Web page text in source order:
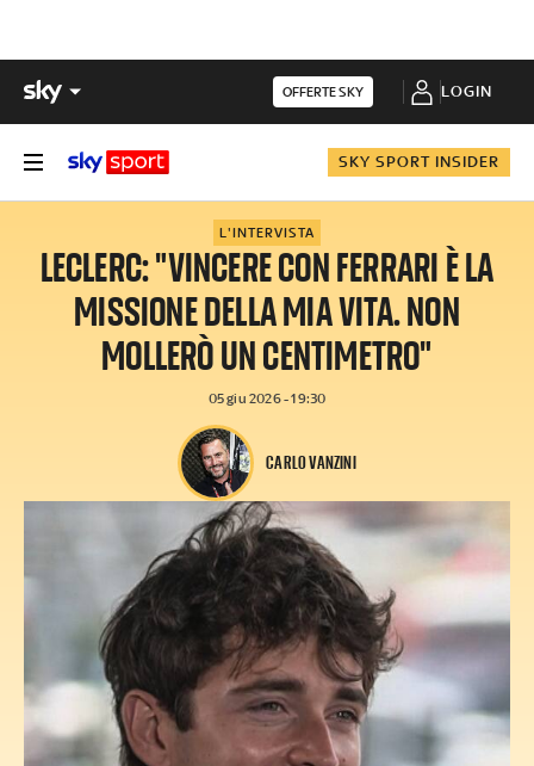
OFFERTE SKY LOGIN
SKY SPORT INSIDER
L'INTERVISTA
LECLERC: "VINCERE CON FERRARI È LA
MISSIONE DELLA MIA VITA. NON
MOLLERÒ UN CENTIMETRO"
05 giu 2026 - 19:30
CARLO VANZINI